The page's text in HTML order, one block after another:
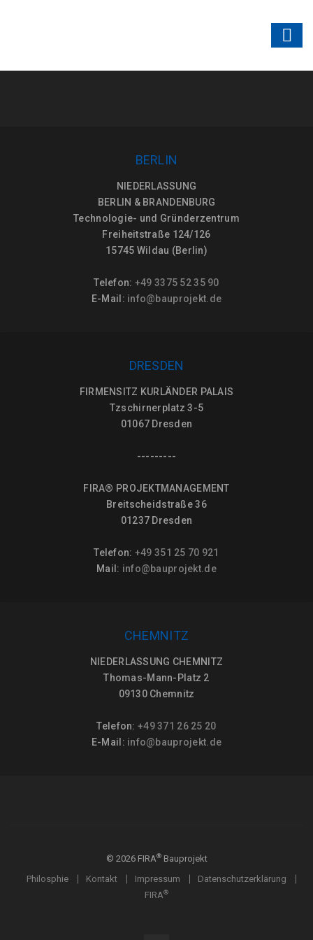
BERLIN
NIEDERLASSUNG
BERLIN & BRANDENBURG
Technologie- und Gründerzentrum
Freiheitstraße 124/126
15745 Wildau (Berlin)
Telefon: +49 3375 52 35 90
E-Mail: info@bauprojekt.de
DRESDEN
FIRMENSITZ KURLÄNDER PALAIS
Tzschirnerplatz 3-5
01067 Dresden
---------
FIRA® PROJEKTMANAGEMENT
Breitscheidstraße 36
01237 Dresden
Telefon: +49 351 25 70 921
Mail: info@bauprojekt.de
CHEMNITZ
NIEDERLASSUNG CHEMNITZ
Thomas-Mann-Platz 2
09130 Chemnitz
Telefon:+49 371 26 25 20
E-Mail: info@bauprojekt.de
© 2026FIRA®Bauprojekt
Philosphie
Kontakt Impressum
Datenschutzerklärung
FIRA®